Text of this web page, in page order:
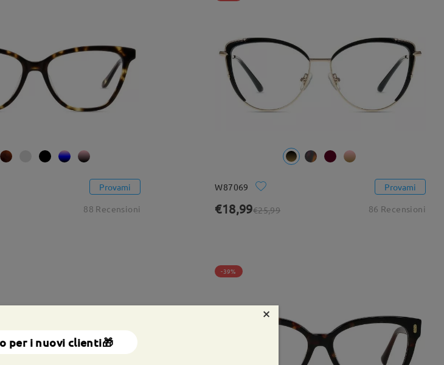
Provami
88 Recensioni
W87069 Provami
€18,99€25,99 86 Recensioni
-39%
×
per i nuovi clienti🎁